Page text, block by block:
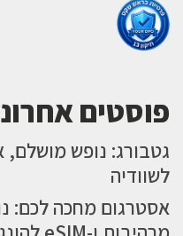
פוסטים
לשוודיה
אסטרגום מחכה לכם: